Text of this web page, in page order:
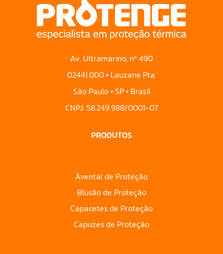
Av. Ultramarino, nº 490
02441.000 • Lauzane Pta.
São Paulo • SP • Brasil
CNPJ: 58.249.988/0001-07
PRODUTOS
Avental de Proteção
Blusão de Proteção
Capacetes de Proteção
Capuzes de Proteção